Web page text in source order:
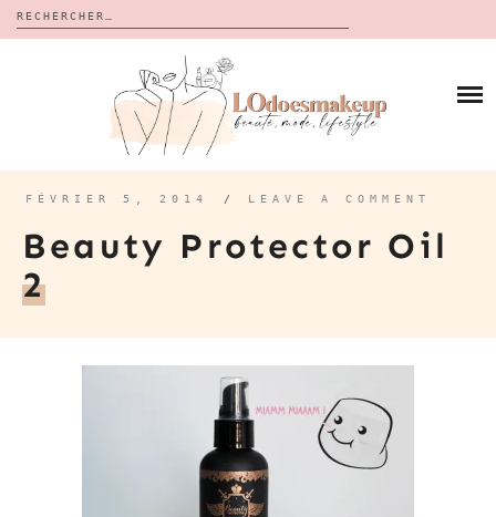
Rechercher :
CALENDRIERS DE L’AVENT
BON PLAN
À PROPOS
CONTACT
FÉVRIER 5, 2014 / LEAVE A COMMENT
Beauty Protector Oil
2